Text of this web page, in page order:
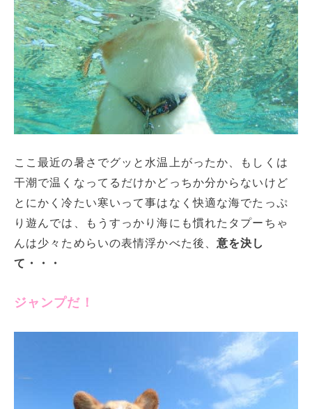
ここ最近の暑さでグッと水温上がったか、もしくは
干潮で温くなってるだけかどっちか分からないけど
とにかく冷たい寒いって事はなく快適な海でたっぷ
り遊んでは、もうすっかり海にも慣れたタプーちゃ
んは少々ためらいの表情浮かべた後、意を決し
て・・・
ジャンプだ！